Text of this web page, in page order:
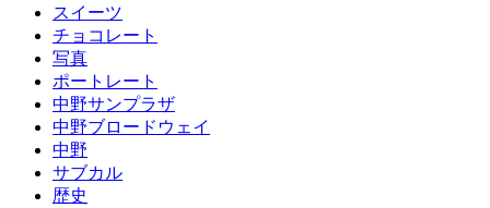
スイーツ
チョコレート
写真
ポートレート
中野サンプラザ
中野ブロードウェイ
中野
サブカル
歴史